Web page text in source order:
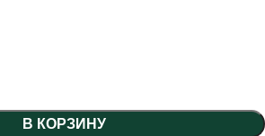
В КОРЗИНУ